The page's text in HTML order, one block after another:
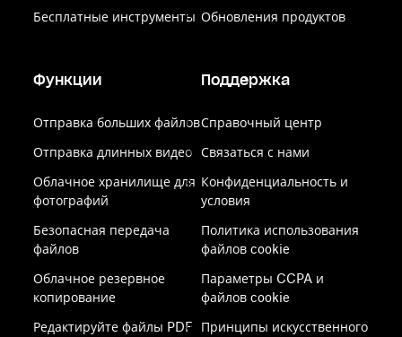
Бесплатные инструменты Обновления продуктов
Функции
Отправка больших файлов
Отправка длинных видео
Облачное хранилище для
фотографий
Безопасная передача
файлов
Облачное резервное
копирование
Редактируйте файлы PDF
Поддержка
Справочный центр
Связаться с нами
Конфиденциальность и
условия
Политика использования
файлов cookie
Параметры CCPA и
файлов cookie
Принципы искусственного